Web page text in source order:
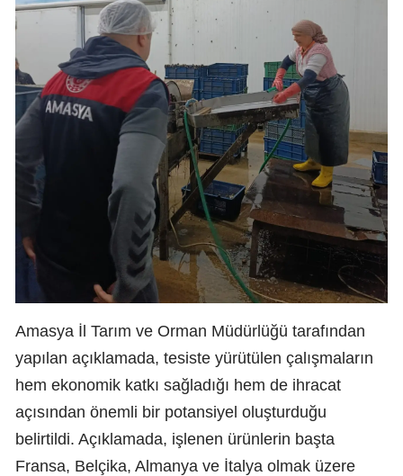
Amasya İl Tarım ve Orman Müdürlüğü tarafından
yapılan açıklamada, tesiste yürütülen çalışmaların
hem ekonomik katkı sağladığı hem de ihracat
açısından önemli bir potansiyel oluşturduğu
belirtildi. Açıklamada, işlenen ürünlerin başta
Fransa, Belçika, Almanya ve İtalya olmak üzere